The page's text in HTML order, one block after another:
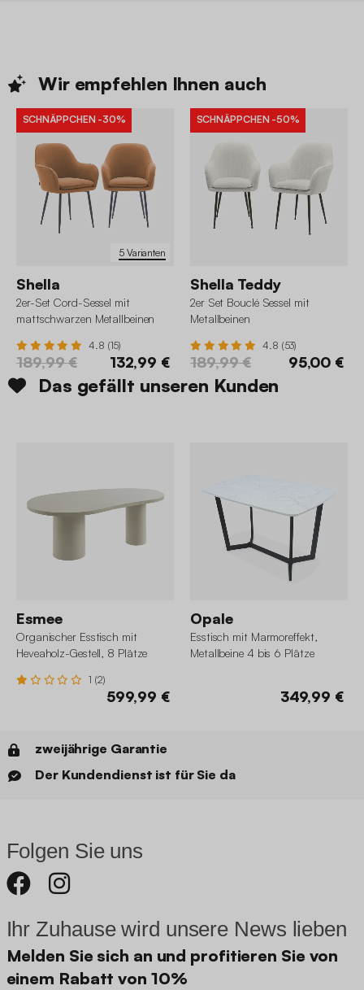
Wir empfehlen Ihnen auch
5 Varianten
SCHNÄPPCHEN -30%
Shella
2er-Set Cord-Sessel mit
mattschwarzen Metallbeinen
4.8 (15)
189,99 € 132,99 €
SCHNÄPPCHEN -50%
Shella Teddy
2er Set Bouclé Sessel mit
Metallbeinen
4.8 (53)
189,99 € 95,00 €
Das gefällt unseren Kunden
Esmee
Organischer Esstisch mit
Heveaholz-Gestell, 8 Plätze
1 (2)
599,99 €
Opale
Esstisch mit Marmoreffekt,
Metallbeine 4 bis 6 Plätze
349,99 €
zweijährige Garantie
Der Kundendienst ist für Sie da
Folgen Sie uns
Ihr Zuhause wird unsere News lieben
Melden Sie sich an und profitieren Sie von
einem Rabatt von 10%